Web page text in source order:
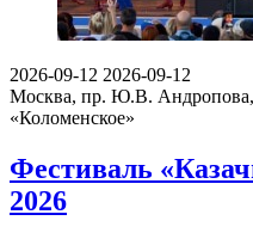
2026-09-12 2026-09-12
Москва, пр. Ю.В.
«Коломенское»
Фестиваль
2026